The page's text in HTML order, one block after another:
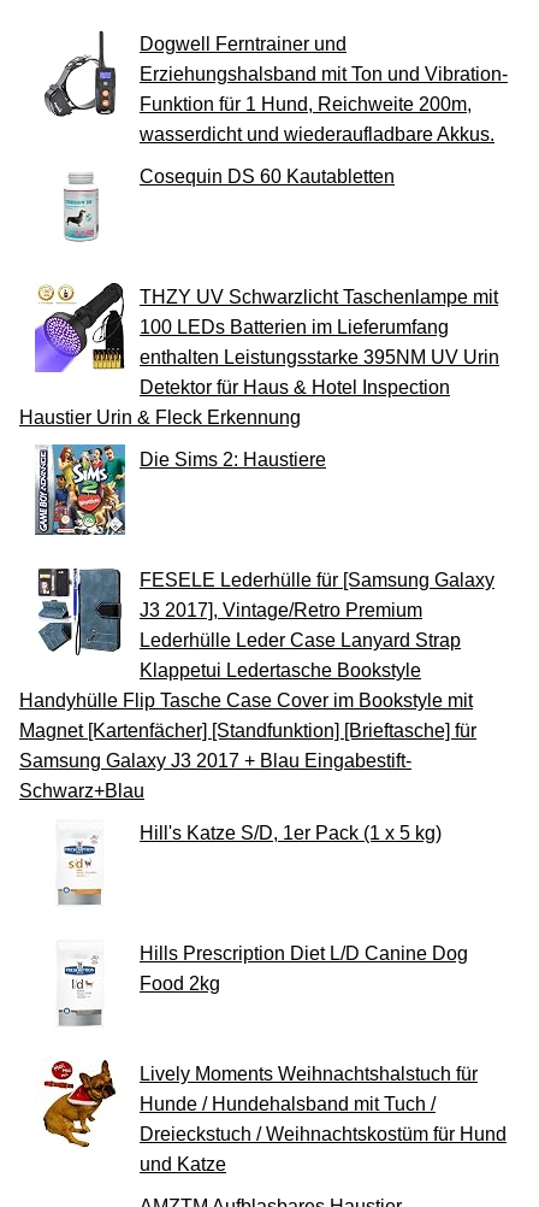
Dogwell Ferntrainer und
Erziehungshalsband mit Ton und Vibration-
Funktion für 1 Hund, Reichweite 200m,
wasserdicht und wiederaufladbare Akkus.
Cosequin DS 60 Kautabletten
THZY UV Schwarzlicht Taschenlampe mit
100 LEDs Batterien im Lieferumfang
enthalten Leistungsstarke 395NM UV Urin
Detektor für Haus & Hotel Inspection
Haustier Urin & Fleck Erkennung
Die Sims 2: Haustiere
FESELE Lederhülle für [Samsung Galaxy
J3 2017], Vintage/Retro Premium
Lederhülle Leder Case Lanyard Strap
Klappetui Ledertasche Bookstyle
Handyhülle Flip Tasche Case Cover im Bookstyle mit
Magnet [Kartenfächer] [Standfunktion] [Brieftasche] für
Samsung Galaxy J3 2017 + Blau Eingabestift-
Schwarz+Blau
Hill's Katze S/D, 1er Pack (1 x 5 kg)
Hills Prescription Diet L/D Canine Dog
Food 2kg
Lively Moments Weihnachtshalstuch für
Hunde / Hundehalsband mit Tuch /
Dreieckstuch / Weihnachtskostüm für Hund
und Katze